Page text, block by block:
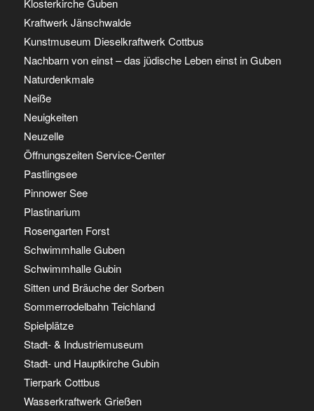
Klosterkirche Guben
Kraftwerk Jänschwalde
Kunstmuseum Dieselkraftwerk Cottbus
Nachbarn von einst – das jüdische Leben einst in Guben
Naturdenkmale
Neiße
Neuigkeiten
Neuzelle
Öffnungszeiten Service-Center
Pastlingsee
Pinnower See
Plastinarium
Rosengarten Forst
Schwimmhalle Guben
Schwimmhalle Gubin
Sitten und Bräuche der Sorben
Sommerrodelbahn Teichland
Spielplätze
Stadt- & Industriemuseum
Stadt- und Hauptkirche Gubin
Tierpark Cottbus
Wasserkraftwerk Grießen